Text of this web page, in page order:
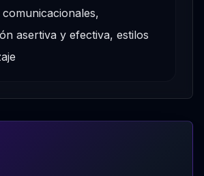
comunicacionales,
asertiva y efectiva, estilos